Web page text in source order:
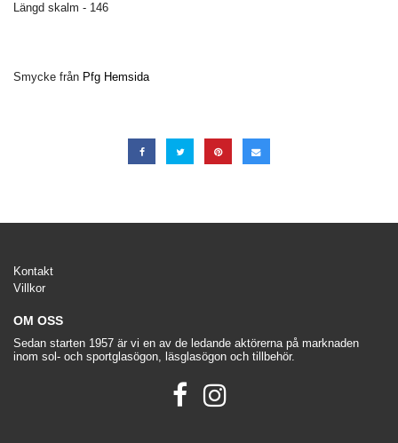
Längd skalm - 146
Smycke från Pfg Hemsida
Kontakt
Villkor
OM OSS
Sedan starten 1957 är vi en av de ledande aktörerna på marknaden
inom sol- och sportglasögon, läsglasögon och tillbehör.